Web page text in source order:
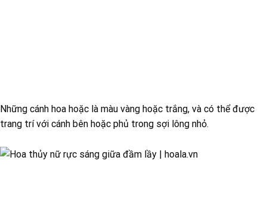
Những cánh hoa hoặc là màu vàng hoặc trắng, và có thể được
trang trí với cánh bên hoặc phủ trong sợi lông nhỏ.